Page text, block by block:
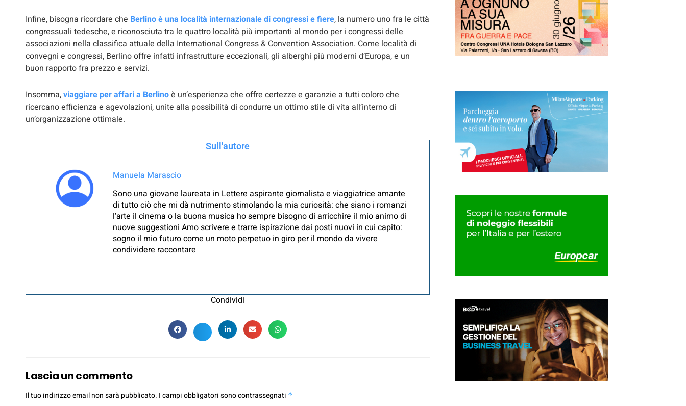
Infine, bisogna ricordare che Berlino è una località internazionale di congressi e fiere, la numero uno fra le città
congressuali tedesche, e riconosciuta tra le quattro località più importanti al mondo per i congressi delle
associazioni nella classifica attuale della International Congress & Convention Association. Come località di
convegni e congressi, Berlino offre infatti infrastrutture eccezionali, gli alberghi più moderni d’Europa, e un
buon rapporto fra prezzo e servizi.
Insomma,viaggiare per affari a Berlinoè un’esperienza che offre certezze e garanzie a tutti coloro che
ricercano efficienza e agevolazioni, unite alla possibilità di condurre un ottimo stile di vita all’interno di
un’organizzazione ottimale.
Sull'autore
Manuela Marascio
Sono una giovane laureata in Lettere aspirante giornalista e viaggiatrice amante
di tutto ciò che mi dà nutrimento stimolando la mia curiosità: che siano i romanzi
l'arte il cinema o la buona musica ho sempre bisogno di arricchire il mio animo di
nuove suggestioni Amo scrivere e trarre ispirazione dai posti nuovi in cui capito:
sogno il mio futuro come un moto perpetuo in giro per il mondo da vivere
condividere raccontare
Condividi
Lascia un commento
Il tuo indirizzo email non sarà pubblicato. I campi obbligatori sono contrassegnati *